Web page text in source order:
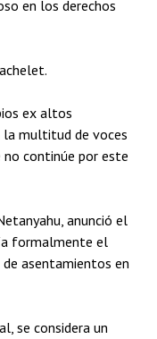
en los derechos
ex altos
la multitud de voces
continúe por este
anunció el
formalmente el
asentamientos en
se considera un